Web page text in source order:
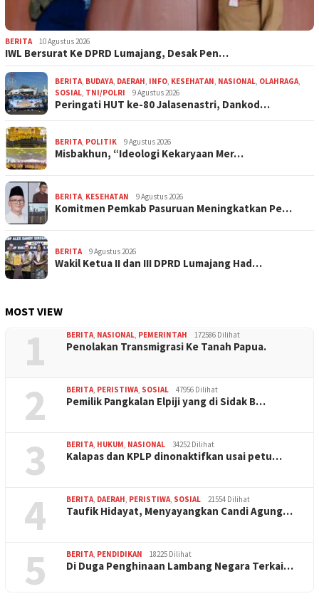
BERITA 10 Agustus 2026
IWL Bersurat Ke DPRD Lumajang, Desak Pen…
BERITA BUDAYA DAERAH INFO KESEHATAN NASIONAL OLAHRAGA
SOSIAL TNI/POLRI 9 Agustus 2026
Peringati HUT ke-80 Jalasenastri, Dankod…
BERITA POLITIK 9 Agustus 2026
Misbakhun, “Ideologi Kekaryaan Mer…
BERITA KESEHATAN 9 Agustus 2026
Komitmen Pemkab Pasuruan Meningkatkan Pe…
BERITA 9 Agustus 2026
Wakil Ketua II dan III DPRD Lumajang Had…
MOST VIEW
1 BERITA NASIONAL PEMERINTAH 172586 Dilihat
Penolakan Transmigrasi Ke Tanah Papua.
2 BERITA PERISTIWA SOSIAL 47956 Dilihat
Pemilik Pangkalan Elpiji yang di Sidak B…
3 BERITA HUKUM NASIONAL 34252 Dilihat
Kalapas dan KPLP dinonaktifkan usai petu…
4 BERITA DAERAH PERISTIWA SOSIAL 21554 Dilihat
Taufik Hidayat, Menyayangkan Candi Agung…
5 BERITA PENDIDIKAN 18225 Dilihat
Di Duga Penghinaan Lambang Negara Terkai…